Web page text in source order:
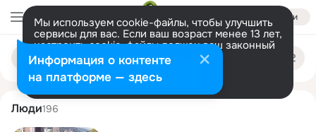
Войти
Мы используем cookie-файлы, чтобы улучшить
сервисы для вас. Если ваш возраст менее 13 лет,
настроить cookie-файлы должен ваш законный
представитель. Больше информации
Разрешить все Настроить
Поиск
людям
arina artemeva
Люди196
Информация о контенте
на платформе — здесь